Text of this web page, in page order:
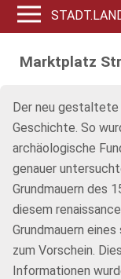
Marktplatz
Der neu
Geschichte. So
archäologische
genauer
Grundmauern des
diesem
Grundmauern
zum Vorschein.
Informationen